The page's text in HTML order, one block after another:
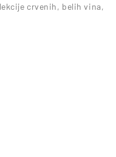
crvenih, belih vina,